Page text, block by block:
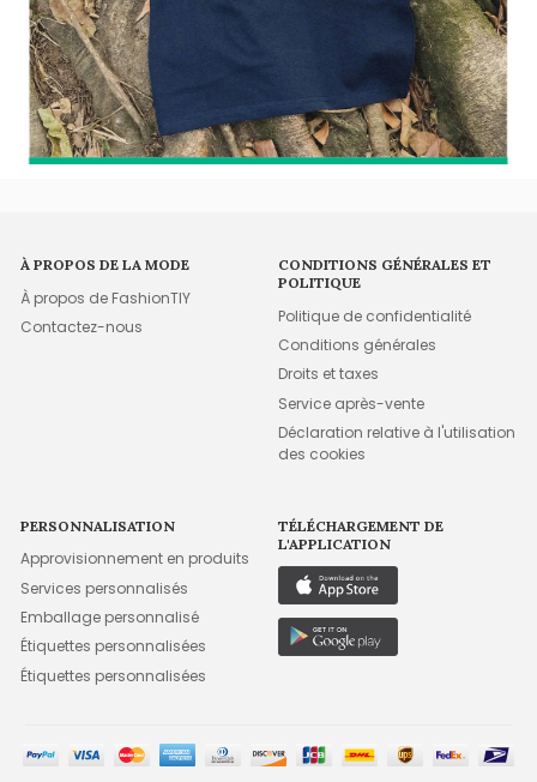
À PROPOS DE LA MODE
À propos de FashionTIY
Contactez-nous
CONDITIONS GÉNÉRALES ET
POLITIQUE
Politique de confidentialité
Conditions générales
Droits et taxes
Service après-vente
Déclaration relative à l'utilisation
des cookies
PERSONNALISATION
Approvisionnement en produits
Services personnalisés
Emballage personnalisé
Étiquettes personnalisées
Étiquettes personnalisées
TÉLÉCHARGEMENT DE
L'APPLICATION